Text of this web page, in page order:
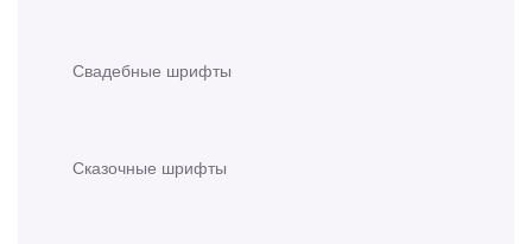
Свадебные шрифты
Сказочные шрифты